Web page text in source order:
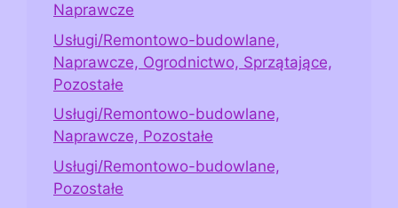
Naprawcze
Usługi/Remontowo-budowlane,
Naprawcze, Ogrodnictwo, Sprzątające,
Pozostałe
Usługi/Remontowo-budowlane,
Naprawcze, Pozostałe
Usługi/Remontowo-budowlane,
Pozostałe